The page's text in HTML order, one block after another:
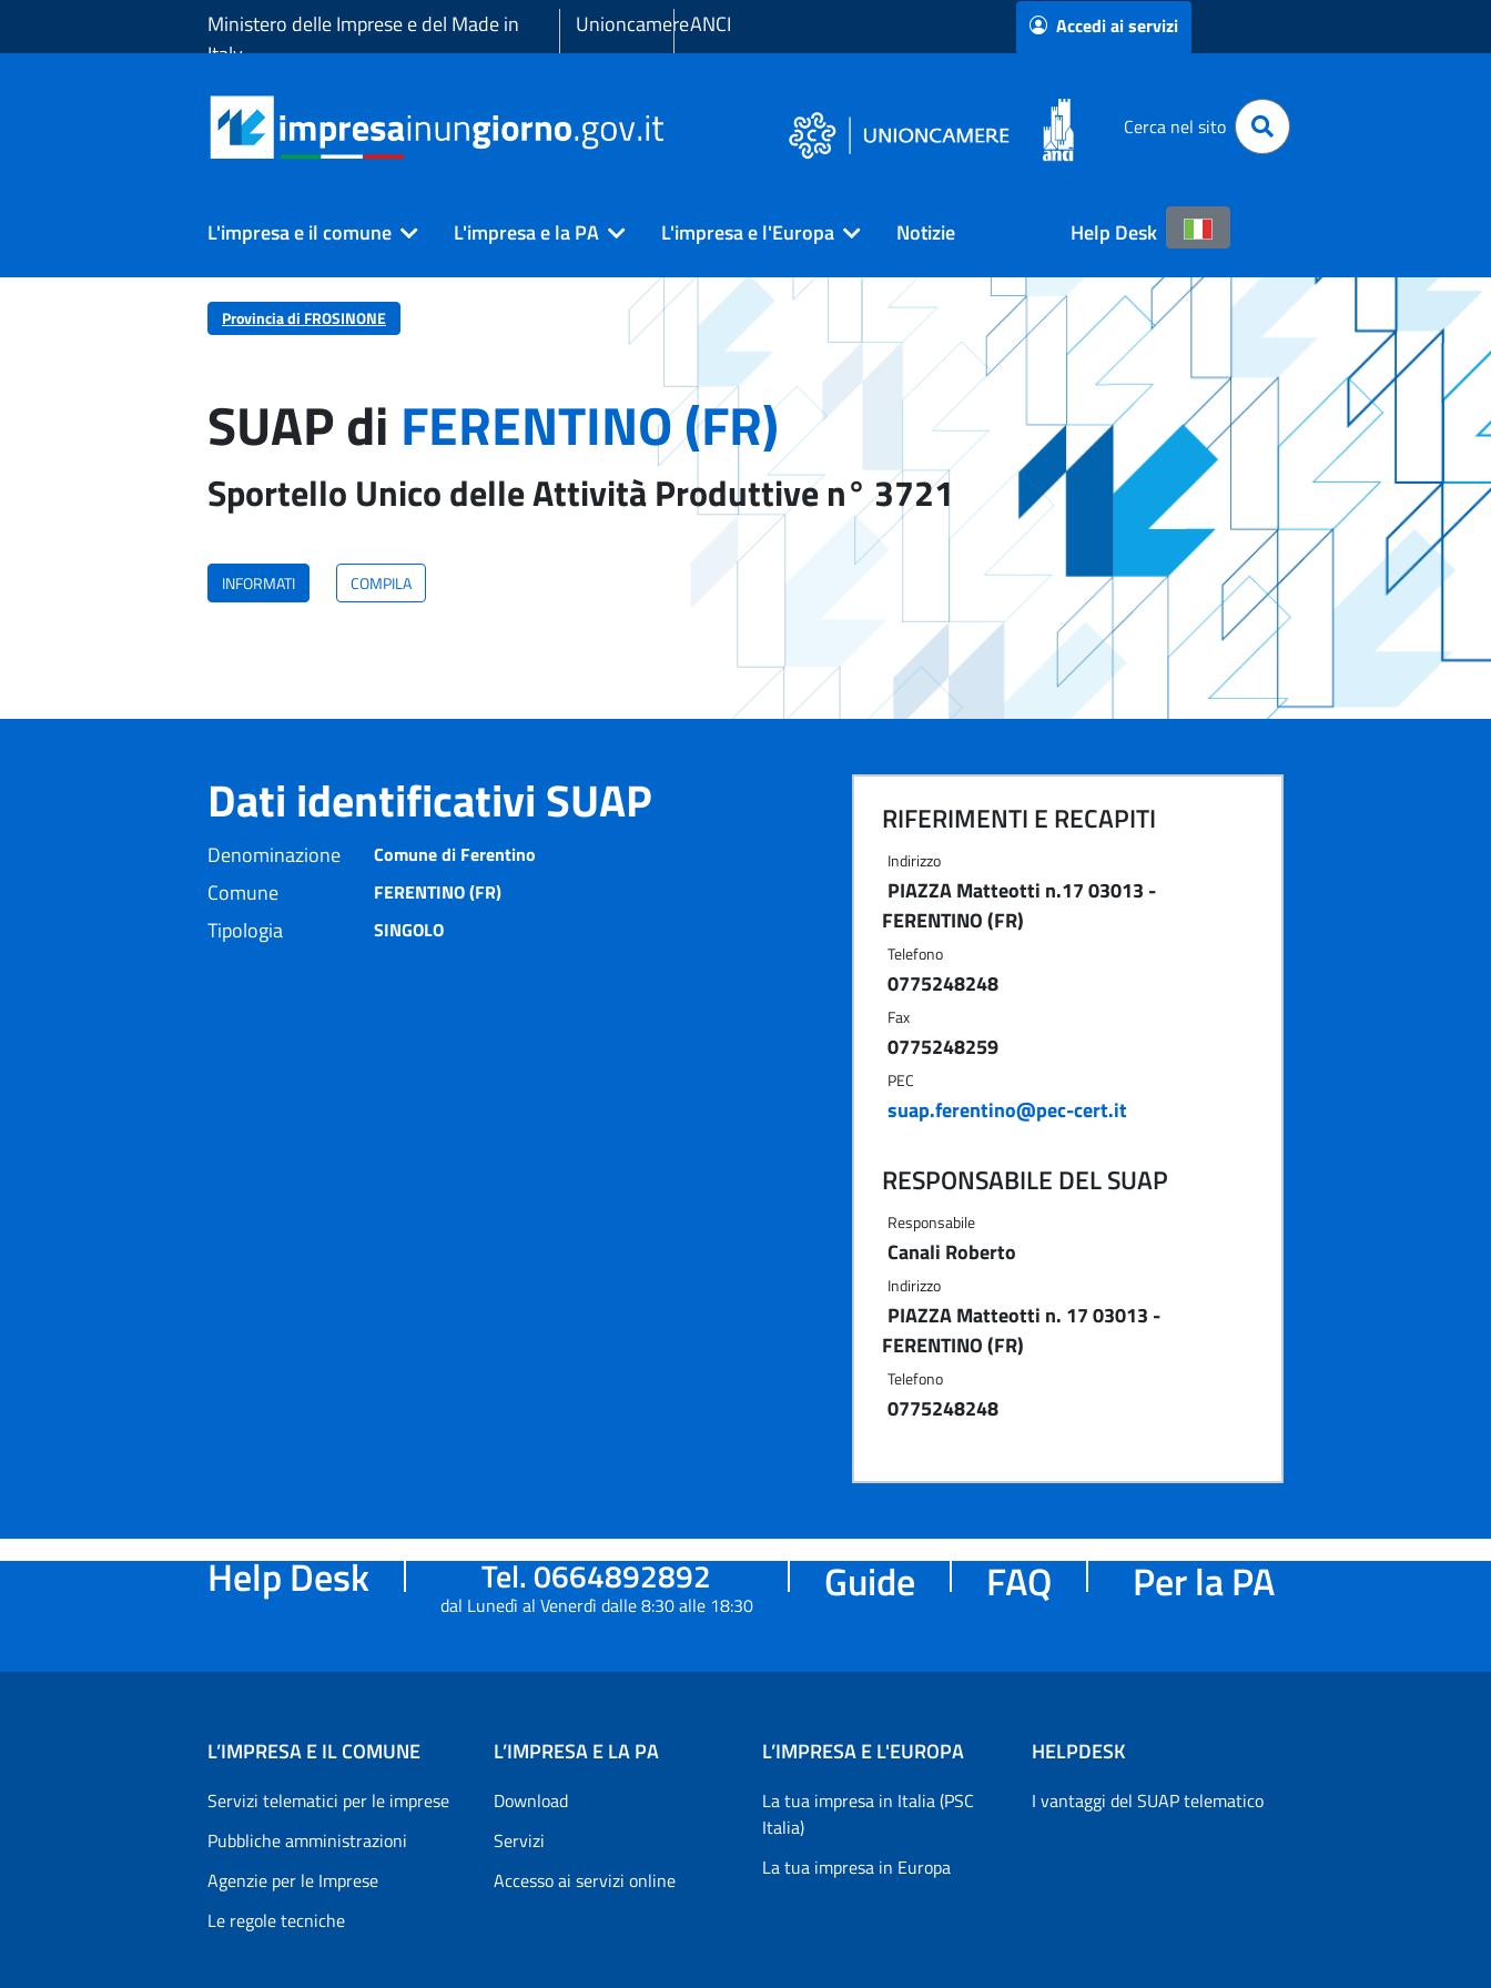
Ministero delle Imprese e del Made in
Italy
UnioncamereANCI Accedi ai servizi
Cerca nel sito
L'impresa e il comune L'impresa e la PA L'impresa e l'Europa Notizie Help Desk
Provincia di FROSINONE
SUAP di FERENTINO (FR)
Sportello Unico delle Attività Produttive n° 3721
INFORMATI COMPILA
Dati identificativi SUAP
Denominazione Comune di Ferentino
Comune FERENTINO (FR)
Tipologia SINGOLO
RIFERIMENTI E RECAPITI
Indirizzo
PIAZZA Matteotti n.17 03013 -
FERENTINO (FR)
Telefono
0775248248
Fax
0775248259
PEC
suap.ferentino@pec-cert.it
RESPONSABILE DEL SUAP
Responsabile
Canali Roberto
Indirizzo
PIAZZA Matteotti n. 17 03013 -
FERENTINO (FR)
Telefono
0775248248
Help Desk Tel. 0664892892
dal Lunedì al Venerdì dalle 8:30 alle 18:30 Guide FAQ Per la PA
L’IMPRESA E IL COMUNE
Servizi telematici per le imprese
Pubbliche amministrazioni
Agenzie per le Imprese
Le regole tecniche
L’IMPRESA E LA PA
Download
Servizi
Accesso ai servizi online
L’IMPRESA E L'EUROPA
La tua impresa in Italia (PSC
Italia)
La tua impresa in Europa
HELPDESK
I vantaggi del SUAP telematico